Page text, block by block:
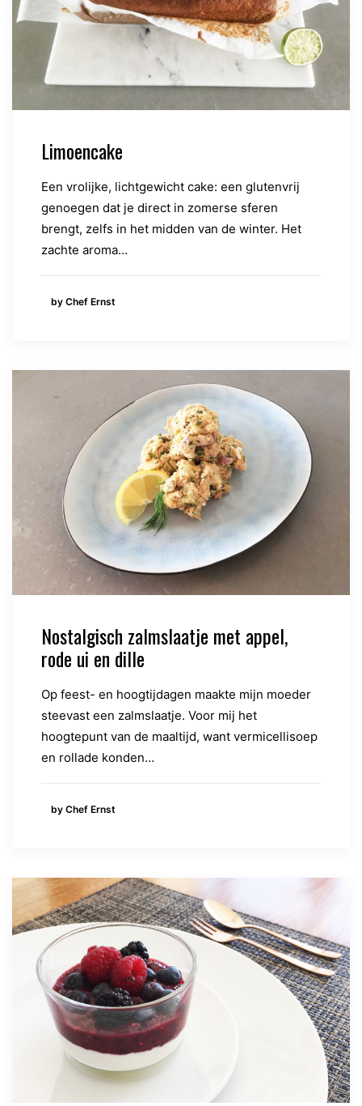
Limoencake
Een vrolijke, lichtgewicht cake: een glutenvrij
genoegen dat je direct in zomerse sferen
brengt, zelfs in het midden van de winter. Het
zachte aroma…
by Chef Ernst
Nostalgisch zalmslaatje met appel,
rode ui en dille
Op feest- en hoogtijdagen maakte mijn moeder
steevast een zalmslaatje. Voor mij het
hoogtepunt van de maaltijd, want vermicellisoep
en rollade konden…
by Chef Ernst